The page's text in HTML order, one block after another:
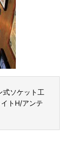
式ソケット工
トH/アンテ